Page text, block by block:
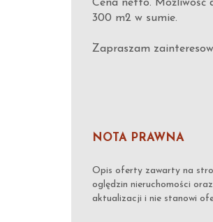
Cena netto. Możliwość
300 m2 w sumie.
Zapraszam
NOTA PRAWNA
Opis oferty zawarty na
oględzin nieruchomości
aktualizacji i nie stanowi